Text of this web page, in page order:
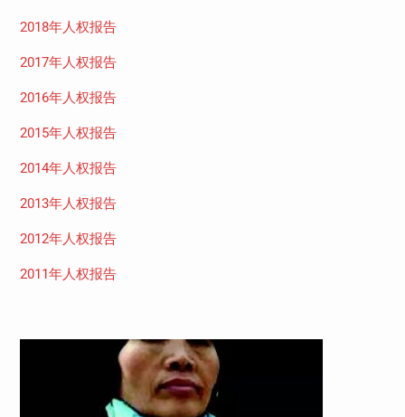
2018年人权报告
2017年人权报告
2016年人权报告
2015年人权报告
2014年人权报告
2013年人权报告
2012年人权报告
2011年人权报告